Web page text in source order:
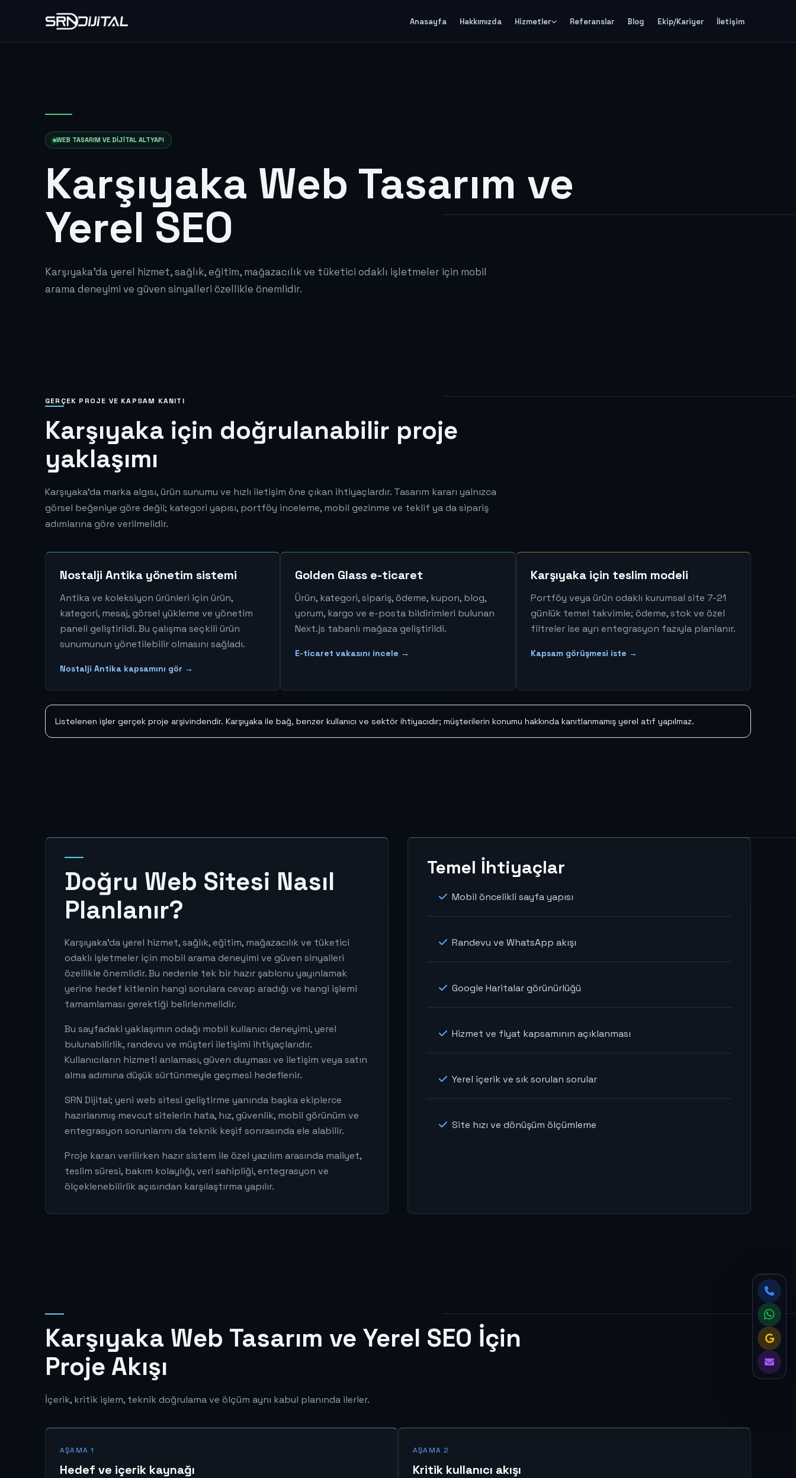
Anasayfa Hakkımızda Hizmetler Referanslar Blog Ekip/Kariyer İletişim
WEB TASARIM VE DIJITAL ALTYAPI
Karşıyaka Web Tasarım ve
Yerel SEO
Karşıyaka'da yerel hizmet, sağlık, eğitim, mağazacılık ve tüketici odaklı işletmeler için mobil
arama deneyimi ve güven sinyalleri özellikle önemlidir.
GERÇEK PROJE VE KAPSAM KANITI
Karşıyaka için doğrulanabilir proje
yaklaşımı
Karşıyaka'da marka algısı, ürün sunumu ve hızlı iletişim öne çıkan ihtiyaçlardır. Tasarım kararı yalnızca
görsel beğeniye göre değil; kategori yapısı, portföy inceleme, mobil gezinme ve teklif ya da sipariş
adımlarına göre verilmelidir.
Nostalji Antika yönetim sistemi
Antika ve koleksiyon ürünleri için ürün,
kategori, mesaj, görsel yükleme ve yönetim
paneli geliştirildi. Bu çalışma seçkili ürün
sunumunun yönetilebilir olmasını sağladı.
Nostalji Antika kapsamını gör →
Golden Glass e-ticaret
Ürün, kategori, sipariş, ödeme, kupon, blog,
yorum, kargo ve e-posta bildirimleri bulunan
Next.js tabanlı mağaza geliştirildi.
E-ticaret vakasını incele →
Karşıyaka için teslim modeli
Portföy veya ürün odaklı kurumsal site 7-21
günlük temel takvimle; ödeme, stok ve özel
filtreler ise ayrı entegrasyon fazıyla planlanır.
Kapsam görüşmesi iste →
Listelenen işler gerçek proje arşivindendir. Karşıyaka ile bağ, benzer kullanıcı ve sektör ihtiyacıdır; müşterilerin konumu hakkında kanıtlanmamış yerel atıf yapılmaz.
Doğru Web Sitesi Nasıl
Planlanır?
Karşıyaka'da yerel hizmet, sağlık, eğitim, mağazacılık ve tüketici
odaklı işletmeler için mobil arama deneyimi ve güven sinyalleri
özellikle önemlidir. Bu nedenle tek bir hazır şablonu yayınlamak
yerine hedef kitlenin hangi sorulara cevap aradığı ve hangi işlemi
tamamlaması gerektiği belirlenmelidir.
Bu sayfadaki yaklaşımın odağı mobil kullanıcı deneyimi, yerel
bulunabilirlik, randevu ve müşteri iletişimi ihtiyaçlarıdır.
Kullanıcıların hizmeti anlaması, güven duyması ve iletişim veya satın
alma adımına düşük sürtünmeyle geçmesi hedeflenir.
SRN Dijital; yeni web sitesi geliştirme yanında başka ekiplerce
hazırlanmış mevcut sitelerin hata, hız, güvenlik, mobil görünüm ve
entegrasyon sorunlarını da teknik keşif sonrasında ele alabilir.
Proje kararı verilirken hazır sistem ile özel yazılım arasında maliyet,
teslim süresi, bakım kolaylığı, veri sahipliği, entegrasyon ve
ölçeklenebilirlik açısından karşılaştırma yapılır.
Temel İhtiyaçlar
Mobil öncelikli sayfa yapısı
Randevu ve WhatsApp akışı
Google Haritalar görünürlüğü
Hizmet ve fiyat kapsamının açıklanması
Yerel içerik ve sık sorulan sorular
Site hızı ve dönüşüm ölçümleme
Karşıyaka Web Tasarım ve Yerel SEO İçin
Proje Akışı
İçerik, kritik işlem, teknik doğrulama ve ölçüm aynı kabul planında ilerler.
AŞAMA 1
Hedef ve içerik kaynağı
AŞAMA 2
Kritik kullanıcı akışı